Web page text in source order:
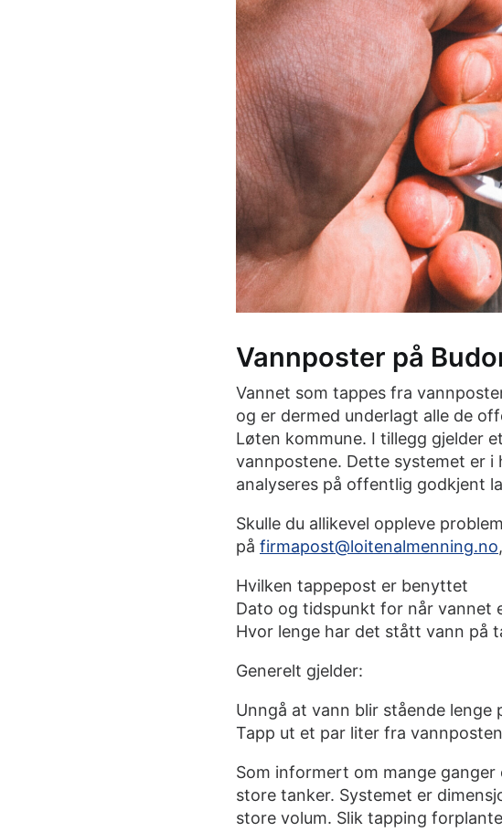
Vannposter på
Vannet som tappes fra
og er dermed underlagt alle de
Løten kommune. I tillegg gjelder
vannpostene. Dette systemet er
analyseres på offentlig godkjent
Skulle du allikevel oppleve
på firmapost@loitenalmenning.no
Hvilken tappepost er benyttet
Dato og tidspunkt for når vannet
Hvor lenge har det stått vann på
Generelt gjelder:
Unngå at vann blir stående
Tapp ut et par liter fra
Som informert om mange
store tanker. Systemet er
store volum. Slik tapping